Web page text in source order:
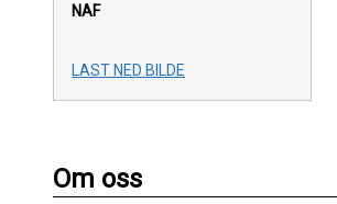
NAF
LAST NED BILDE
Om oss